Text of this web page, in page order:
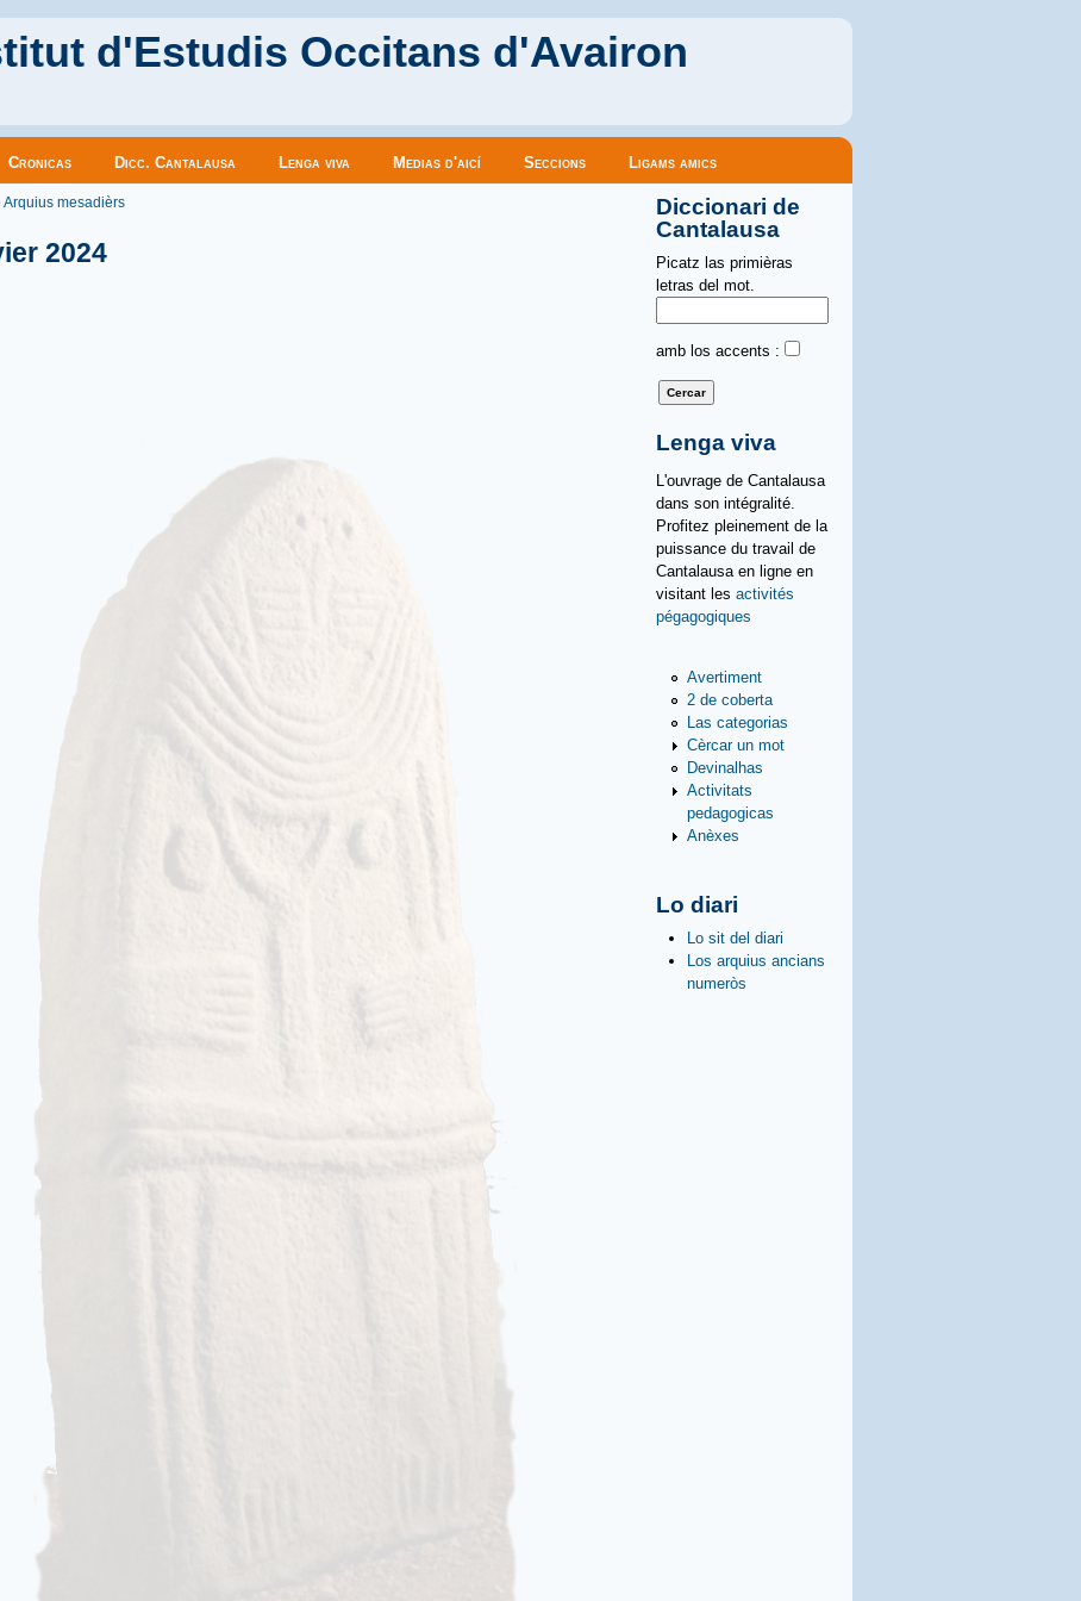
d'Estudis Occitans d'Avairon
Cronicas Dicc. Cantalausa Lenga viva Medias d'aicí Seccions Ligams amics
ici
Arquius mesadièrs
2024
Diccionari de
Cantalausa
Picatz las primièras
letras del mot.
amb los accents :
Lenga viva
L'ouvrage de Cantalausa
dans son intégralité.
Profitez pleinement de la
puissance du travail de
Cantalausa en ligne en
visitant les activités
pégagogiques
Avertiment
2 de coberta
Las categorias
Cèrcar un mot
Devinalhas
Activitats
pedagogicas
Anèxes
Lo diari
Lo sit del diari
Los arquius ancians
numeròs